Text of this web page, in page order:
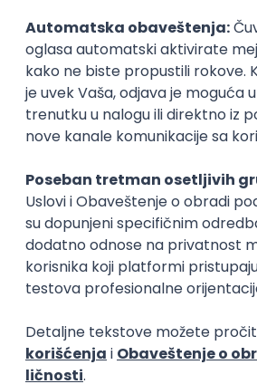
umetnost
Poslovi posle studija
prvi posao
Snimatelj - kamerman